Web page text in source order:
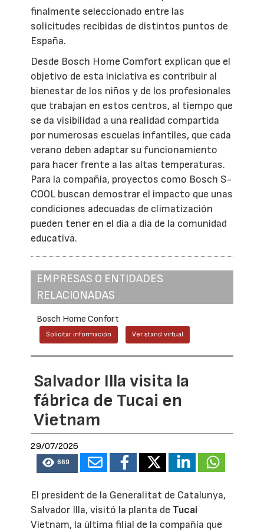
finalmente seleccionado entre las
solicitudes recibidas de distintos puntos de
España.
Desde Bosch Home Comfort explican que el
objetivo de esta iniciativa es contribuir al
bienestar de los niños y de los profesionales
que trabajan en estos centros, al tiempo que
se da visibilidad a una realidad compartida
por numerosas escuelas infantiles, que cada
verano deben adaptar su funcionamiento
para hacer frente a las altas temperaturas.
Para la compañía, proyectos como Bosch S-
COOL buscan demostrar el impacto que unas
condiciones adecuadas de climatización
pueden tener en el día a día de la comunidad
educativa.
EMPRESAS O ENTIDADES
RELACIONADAS
Bosch Home Confort
Solicitar información Ver stand virtual
Salvador Illa visita la
fábrica de Tucai en
Vietnam
29/07/2026
669
El president de la Generalitat de Catalunya,
Salvador Illa, visitó la planta de Tucai
Vietnam, la última filial de la compañía que